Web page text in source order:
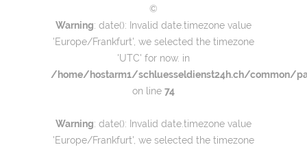
©
Warning: date(): Invalid date.timezone value
'Europe/Frankfurt', we selected the timezone
'UTC' for now. in
/home/hostarm1/schluesseldienst24h.ch/common/
on line 74
Warning: date(): Invalid date.timezone value
'Europe/Frankfurt', we selected the timezone